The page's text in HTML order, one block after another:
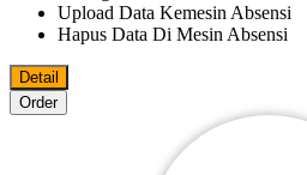
Upload Data Kemesin Absensi
Hapus Data Di Mesin Absensi
Detail
Order